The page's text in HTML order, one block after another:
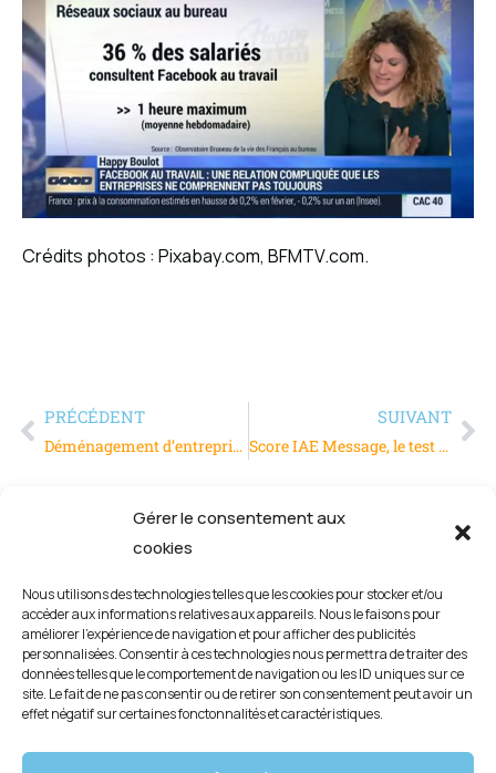
Gérer le consentement aux
cookies
Nous utilisons des technologies telles que les cookies pour stocker et/ou
accéder aux informations relatives aux appareils. Nous le faisons pour
améliorer l’expérience de navigation et pour afficher des publicités
personnalisées. Consentir à ces technologies nous permettra de traiter des
données telles que le comportement de navigation ou les ID uniques sur ce
site. Le fait de ne pas consentir ou de retirer son consentement peut avoir un
effet négatif sur certaines fonctonnalités et caractéristiques.
Crédits photos : Pixabay.com, BFMTV.com.
PRÉCÉDENT
Déménagement d’entreprise : le transport des objets lourds et fragiles
SUIVANT
Score IAE Message, le test d’auto-positionnement en management